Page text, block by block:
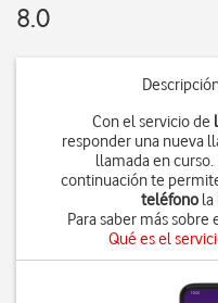
8.0
Con el servicio de
responder una nueva
llamada en curso.
continuación te
teléfono la
Para saber más
Qué es el